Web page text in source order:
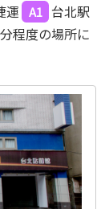
運
A1 台北駅
程度の場所に